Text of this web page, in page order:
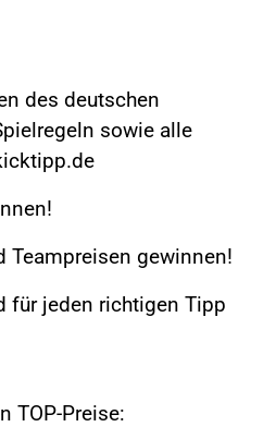
des deutschen
sowie alle
Teampreisen gewinnen!
für jeden richtigen Tipp
TOP-Preise: